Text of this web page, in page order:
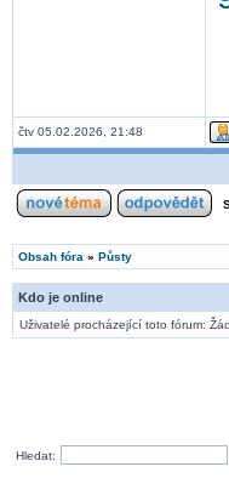
čtv 05.02.2026, 21:48
Obsah fóra » Půsty
Kdo je online
Uživatelé procházející toto fórum:
Hledat: